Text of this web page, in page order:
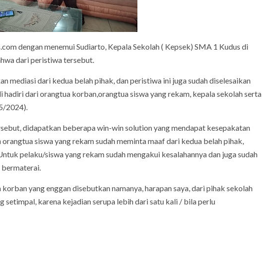
dengan menemui Sudiarto, Kepala Sekolah ( Kepsek) SMA 1 Kudus di
dari peristiwa tersebut.
mediasi dari kedua belah pihak, dan peristiwa ini juga sudah diselesaikan
hadiri dari orangtua korban,orangtua siswa yang rekam, kepala sekolah serta
2024).
didapatkan beberapa win-win solution yang mendapat kesepakatan
siswa yang rekam sudah meminta maaf dari kedua belah pihak,
pelaku/siswa yang rekam sudah mengakui kesalahannya dan juga sudah
bermaterai.
yang enggan disebutkan namanya, harapan saya, dari pihak sekolah
setimpal, karena kejadian serupa lebih dari satu kali / bila perlu